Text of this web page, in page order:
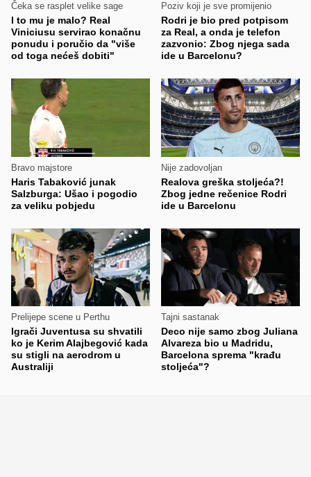
Čeka se rasplet velike sage
I to mu je malo? Real
Viniciusu servirao konačnu
ponudu i poručio da "više
od toga nećeš dobiti"
Poziv koji je sve promijenio
Rodri je bio pred potpisom
za Real, a onda je telefon
zazvonio: Zbog njega sada
ide u Barcelonu?
Bravo majstore
Haris Tabaković junak
Salzburga: Ušao i pogodio
za veliku pobjedu
Nije zadovoljan
Realova greška stoljeća?!
Zbog jedne rečenice Rodri
ide u Barcelonu
Prelijepe scene u Perthu
Igrači Juventusa su shvatili
ko je Kerim Alajbegović kada
su stigli na aerodrom u
Australiji
Tajni sastanak
Deco nije samo zbog Juliana
Alvareza bio u Madridu,
Barcelona sprema "krađu
stoljeća"?